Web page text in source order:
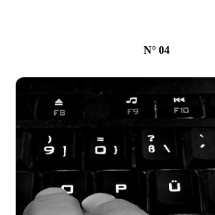
N° 04